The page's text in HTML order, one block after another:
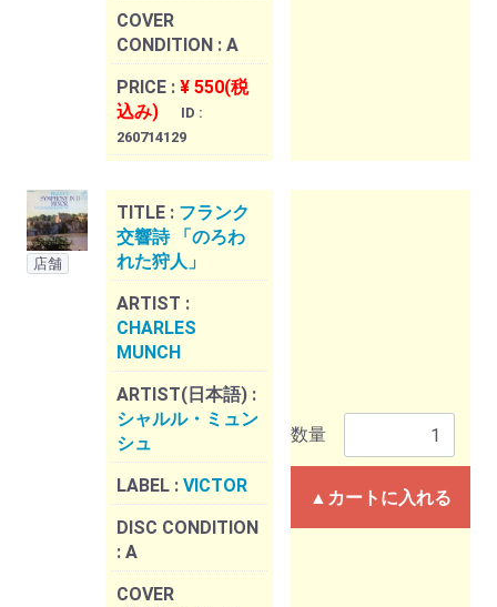
COVER
CONDITION : A
PRICE : ¥ 550(税
込み)
ID :
260714129
店舗
TITLE : フランク
交響詩 「のろわ
れた狩人」
ARTIST :
CHARLES
MUNCH
ARTIST(日本語) :
シャルル・ミュン
シュ
LABEL : VICTOR
DISC CONDITION
: A
COVER
数量
▲カートに入れる